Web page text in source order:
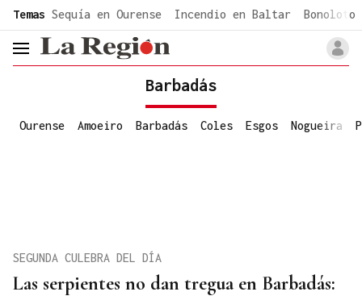
common.go-to-content
Temas Sequía en Ourense Incendio en Baltar Bonoloto
header.menu.open
Barbadás
Ourense Amoeiro Barbadás Coles Esgos Nogueira
Las serpientes no dan tregua en Barbadás:
SEGUNDA CULEBRA DEL DÍA